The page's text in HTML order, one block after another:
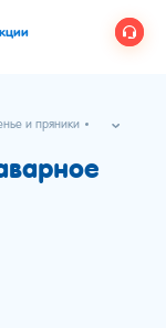
и пряники